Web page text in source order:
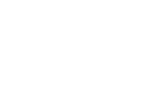
うビジョンのもと、エ